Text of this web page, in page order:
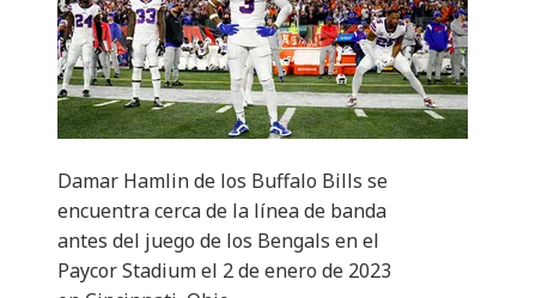
Damar Hamlin de los Buffalo Bills se
encuentra cerca de la línea de banda
antes del juego de los Bengals en el
Paycor Stadium el 2 de enero de 2023